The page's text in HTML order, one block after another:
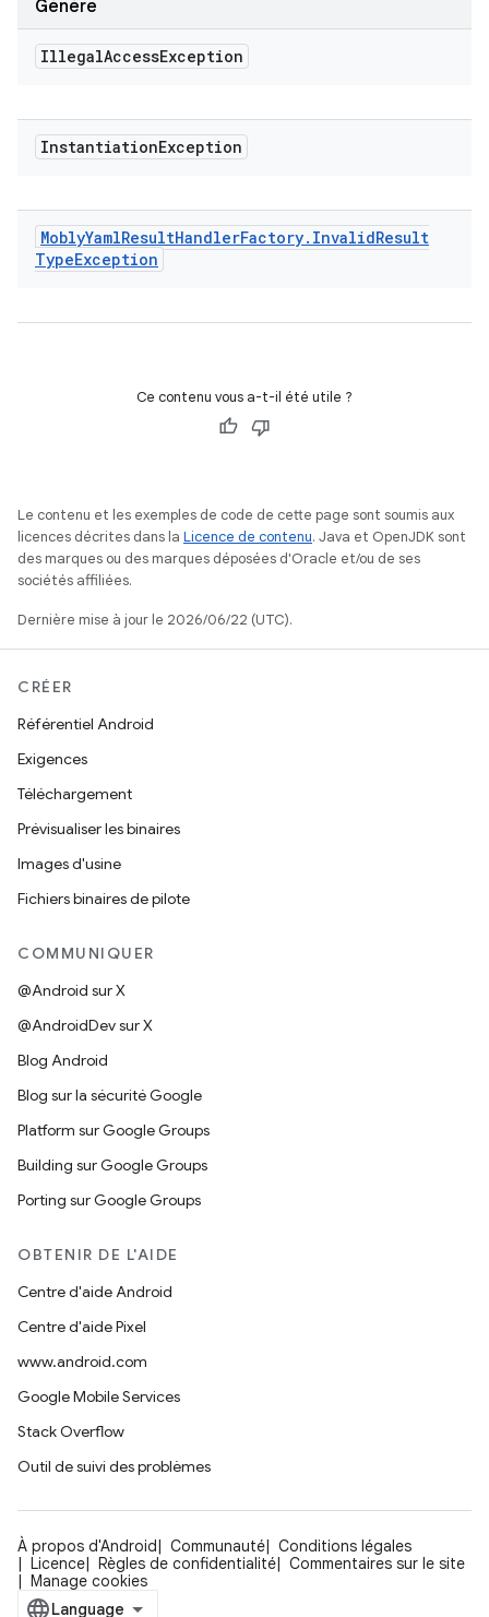
Génère
IllegalAccessException
InstantiationException
MoblyYamlResultHandlerFactory. InvalidResult
TypeException
Ce contenu vous a-t-il été utile ?
Le contenu et les exemples de code de cette page sont soumis aux
licences décrites dans la Licence de contenu. Java et OpenJDK sont
des marques ou des marques déposées d'Oracle et/ou de ses
sociétés affiliées.
Dernière mise à jour le 2026/06/22 (UTC).
CRÉER
Référentiel Android
Exigences
Téléchargement
Prévisualiser les binaires
Images d'usine
Fichiers binaires de pilote
COMMUNIQUER
@Android sur X
@AndroidDev sur X
Blog Android
Blog sur la sécurité Google
Platform sur Google Groups
Building sur Google Groups
Porting sur Google Groups
OBTENIR DE L'AIDE
Centre d'aide Android
Centre d'aide Pixel
www.android.com
Google Mobile Services
Stack Overflow
Outil de suivi des problèmes
À propos d'Android Communauté
Conditions légales
Licence
Règles de confidentialité
Commentaires sur le site
Manage cookies